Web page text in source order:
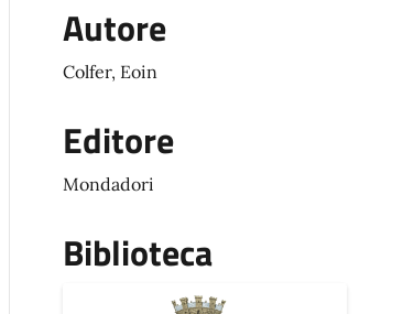
Autore
Colfer, Eoin
Editore
Mondadori
Biblioteca